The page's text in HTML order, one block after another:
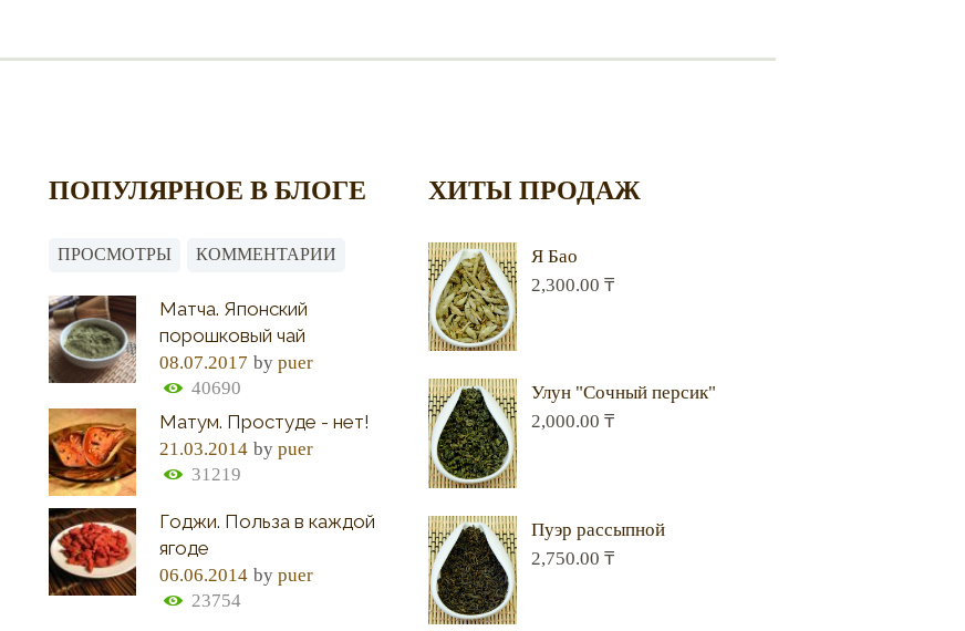
ПОПУЛЯРНОЕ В БЛОГЕ
ПРОСМОТРЫ КОММЕНТАРИИ
Матча. Японский
порошковый чай
08.07.2017 bypuer
40690
Матум. Простуде - нет!
21.03.2014 bypuer
31219
Годжи. Польза в каждой
ягоде
06.06.2014 bypuer
23754
ХИТЫ ПРОДАЖ
Я Бао
2,300.00 ₸
Улун "Сочный персик"
2,000.00 ₸
Пуэр рассыпной
2,750.00 ₸